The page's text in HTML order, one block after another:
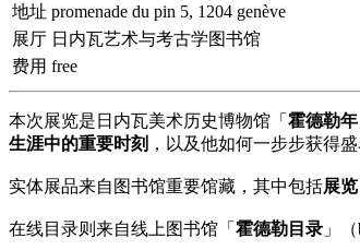
地址 promenade du pin 5, 1204 genève
展厅 日内瓦艺术与考古学图书馆
费用 free
本次展览是日内瓦美术历史博物馆「 霍德勒年
生涯中的重要时刻 ，以及他如何一步步获得盛
实体展品来自图书馆重要馆藏，其中包括展
在线目录则来自线上图书馆「 霍德勒目录 」